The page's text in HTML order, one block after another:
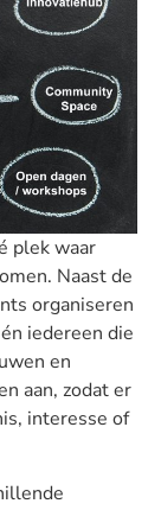
plek waar
Naast de
organiseren
iedereen die
en
aan, zodat er
interesse of